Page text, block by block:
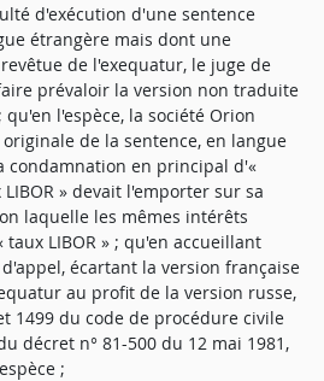
d'exécution d'une sentence
étrangère mais dont une
de l'exequatur, le juge de
prévaloir la version non traduite
l'espèce, la société Orion
de la sentence, en langue
condamnation en principal d'«
» devait l'emporter sur sa
laquelle les mêmes intérêts
LIBOR » ; qu'en accueillant
écartant la version française
au profit de la version russe,
1499 du code de procédure civile
décret n° 81-500 du 12 mai 1981,
;